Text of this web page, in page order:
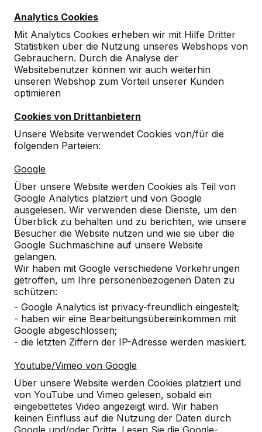
Analytics Cookies
Mit Analytics Cookies erheben wir mit Hilfe Dritter
Statistiken über die Nutzung unseres Webshops von
Gebrauchern. Durch die Analyse der
Websitebenutzer können wir auch weiterhin
unseren Webshop zum Vorteil unserer Kunden
optimieren
Cookies von Drittanbietern
Unsere Website verwendet Cookies von/für die
folgenden Parteien:
Google
Über unsere Website werden Cookies als Teil von
Google Analytics platziert und von Google
ausgelesen. Wir verwenden diese Dienste, um den
Überblick zu behalten und zu berichten, wie unsere
Besucher die Website nutzen und wie sie über die
Google Suchmaschine auf unsere Website
gelangen.
Wir haben mit Google verschiedene Vorkehrungen
getroffen, um Ihre personenbezogenen Daten zu
schützen:
- Google Analytics ist privacy-freundlich eingestelt;
- haben wir eine Bearbeitungsübereinkommen mit
Google abgeschlossen;
- die letzten Ziffern der IP-Adresse werden maskiert.
Youtube/Vimeo von Google
Über unsere Website werden Cookies platziert und
von YouTube und Vimeo gelesen, sobald ein
eingebettetes Video angezeigt wird. Wir haben
keinen Einfluss auf die Nutzung der Daten durch
Google und/oder Dritte. Lesen Sie die Google-
Referenzen
Unsere Produkte finden Sie in ganz Europa
und darüber hinaus. Sehen Sie hier, wo Sie
ein HeBlad-Produkt in Ihrer Nähe finden.
Produkt
Alles anzeigen
Kategorie
Alles anzeigen
Ort oder Postleitzahl suchen